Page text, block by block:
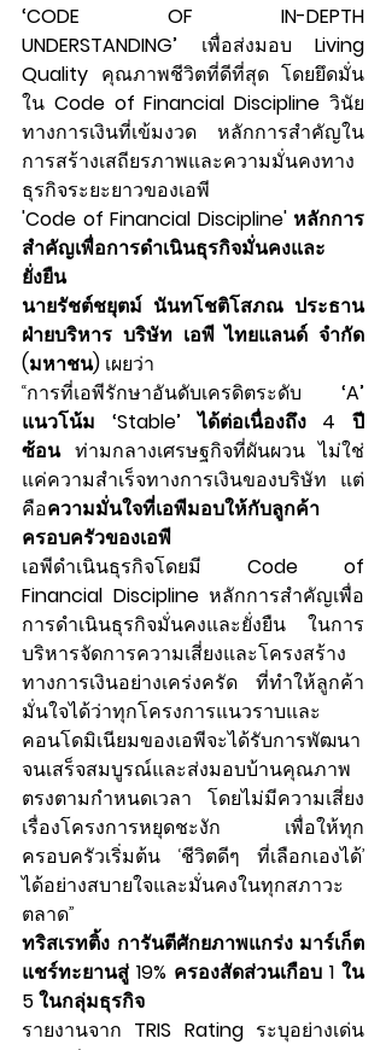
‘CODE OF IN-DEPTH
UNDERSTANDING’ เพื่อส่งมอบ Living
Quality คุณภาพชีวิตที่ดีที่สุด โดยยึดมั่น
ใน Code of Financial Discipline วินัย
ทางการเงินที่เข้มงวด หลักการสำคัญใน
การสร้างเสถียรภาพและความมั่นคงทาง
ธุรกิจระยะยาวของเอพี
'Code of Financial Discipline' หลักการ
สำคัญเพื่อการดำเนินธุรกิจมั่นคงและ
ยั่งยืน
นายรัชต์ชยุตม์ นันทโชติโสภณ ประธาน
ฝ่ายบริหาร บริษัท เอพี ไทยแลนด์ จำกัด
(มหาชน) เผยว่า
“การที่เอพีรักษาอันดับเครดิตระดับ ‘A’
แนวโน้ม ‘Stable’ ได้ต่อเนื่องถึง 4 ปี
ซ้อน ท่ามกลางเศรษฐกิจที่ผันผวน ไม่ใช่
แค่ความสำเร็จทางการเงินของบริษัท แต่
คือความมั่นใจที่เอพีมอบให้กับลูกค้า
ครอบครัวของเอพี
เอพีดำเนินธุรกิจโดยมี Code of
Financial Discipline หลักการสำคัญเพื่อ
การดำเนินธุรกิจมั่นคงและยั่งยืน  ในการ
บริหารจัดการความเสี่ยงและโครงสร้าง
ทางการเงินอย่างเคร่งครัด ที่ทำให้ลูกค้า
มั่นใจได้ว่าทุกโครงการแนวราบและ
คอนโดมิเนียมของเอพีจะได้รับการพัฒนา
จนเสร็จสมบูรณ์และส่งมอบบ้านคุณภาพ
ตรงตามกำหนดเวลา โดยไม่มีความเสี่ยง
เรื่องโครงการหยุดชะงัก เพื่อให้ทุก
ครอบครัวเริ่มต้น ‘ชีวิตดีๆ ที่เลือกเองได้’
ได้อย่างสบายใจและมั่นคงในทุกสภาวะ
ตลาด”
ทริสเรทติ้ง การันตีศักยภาพแกร่ง มาร์เก็ต
แชร์ทะยานสู่ 19% ครองสัดส่วนเกือบ 1 ใน
5 ในกลุ่มธุรกิจ
รายงานจาก TRIS Rating ระบุอย่างเด่น